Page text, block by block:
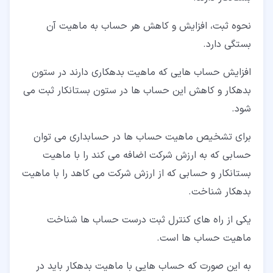
نحوه ثبت، افزایش و کاهش هر حساب به ماهیت آن
بستگی دارد.
افزایش حساب هایی که ماهیت بدهکاری دارند در ستون
بدهکار و کاهش این حساب ها در ستون بستانکار ثبت می
شود.
برای تشخیص ماهیت حساب ها در حسابداری می توان
حسابی که به ارزش شرکت اضافه می کند را با ماهیت
بستانکار و حسابی که از ارزش شرکت می کاهد را با ماهیت
بدهکار شناخت.
یکی از راه های کنترل ثبت درست حساب ها شناخت
ماهیت حساب ها است.
به این صورت که حساب هایی با ماهیت بدهکار باید در